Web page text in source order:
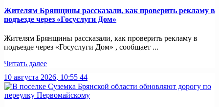
Жителям Брянщины рассказали, как проверить рекламу в
подъезде через «Госуслуги Дом»
Жителям Брянщины рассказали, как проверить рекламу в
подъезде через «Госуслуги Дом» , сообщает ...
Читать далее
10 августа 2026, 10:55 44